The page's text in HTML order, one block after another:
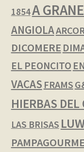
1854A
ANGIOLA
DICOMERE
EL PEONCITO
VACAS FRAMS
HIERBAS DEL
LAS BRISAS